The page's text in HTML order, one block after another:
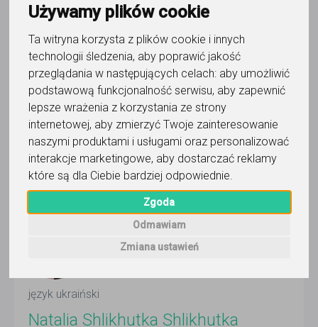
Używamy plików cookie
Ta witryna korzysta z plików cookie i innych
technologii śledzenia, aby poprawić jakość
przeglądania w następujących celach: aby umożliwić
podstawową funkcjonalność serwisu, aby zapewnić
lepsze wrażenia z korzystania ze strony
internetowej, aby zmierzyć Twoje zainteresowanie
naszymi produktami i usługami oraz personalizować
interakcje marketingowe, aby dostarczać reklamy
które są dla Ciebie bardziej odpowiednie
Zgoda
Odmawiam
Zmiana ustawień
Filtry
Sosnowiec śląskie Wyczyść wszystko
korepetytorów
Język ukraiński
Sortuj:
język ukraiński
Natalia Shlikhutka Shlikhutka